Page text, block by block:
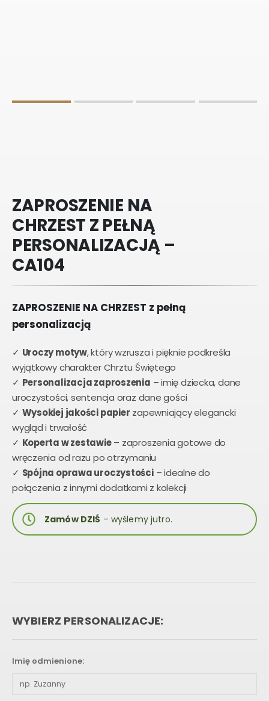
ZAPROSZENIE NA
CHRZEST Z PEŁNĄ
PERSONALIZACJĄ –
CA104
ZAPROSZENIE NA CHRZEST z pełną
personalizacją
✓ Uroczy motyw, który wzrusza i pięknie podkreśla
wyjątkowy charakter Chrztu Świętego
✓ Personalizacja zaproszenia – imię dziecka, dane
uroczystości, sentencja oraz dane gości
✓ Wysokiej jakości papier zapewniający elegancki
wygląd i trwałość
✓ Koperta w zestawie– zaproszenia gotowe do
wręczenia od razu po otrzymaniu
✓ Spójna oprawa uroczystości– idealne do
połączenia z innymi dodatkami z kolekcji
Zamów DZIŚ – wyślemy jutro.
WYBIERZ PERSONALIZACJE:
Imię odmienione: